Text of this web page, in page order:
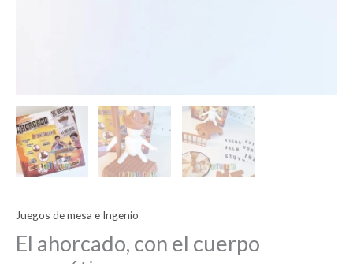
Juegos de mesa e Ingenio
El ahorcado, con el cuerpo